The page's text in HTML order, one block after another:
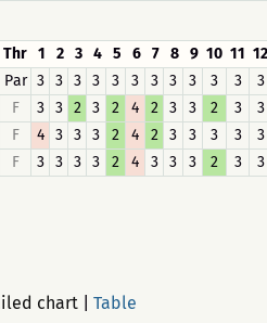
Thr 1 2 3 4 5 6 7 8 9 10 11 12
Par 3 3 3 3 3 3 3 3 3 3 3
3
F 3 3 2 3 2 4 2 3 3 2 3
3
F 4 3 3 3 2 4 2 3 3 3 3
3
F 3 3 3 3 2 4 3 3 3 2 3 3
chart Table